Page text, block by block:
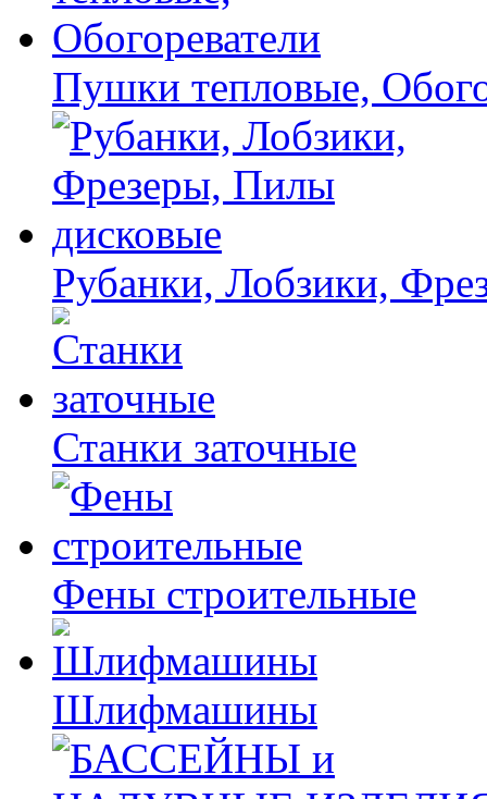
Пушки тепловые,
Рубанки, Лобзики,
Станки заточные
Фены строительные
Шлифмашины